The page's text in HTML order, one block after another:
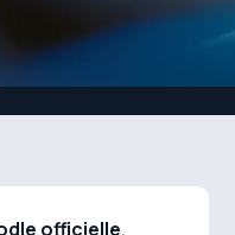
officielle.